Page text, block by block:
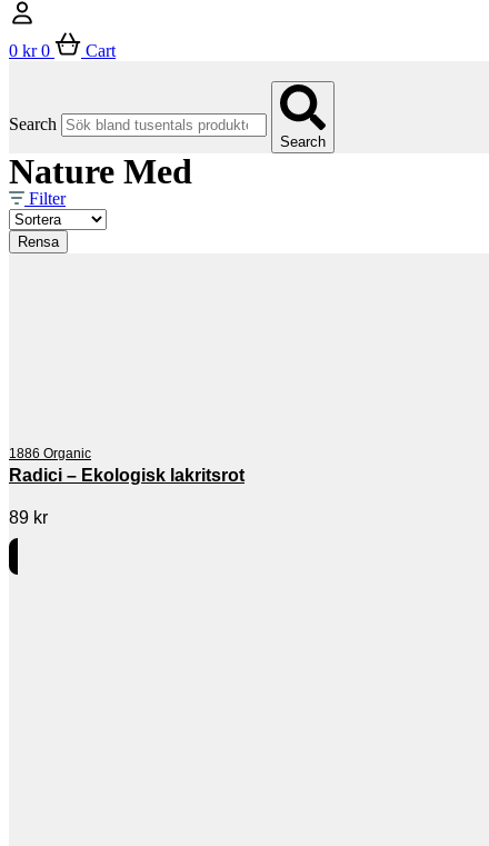
0 kr 0 Cart
Search
Search
Nature Med
Filter
Rensa
1886 Organic
Radici – Ekologisk lakritsrot
89 kr